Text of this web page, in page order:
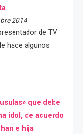
2014
de TV
hace algunos
que debe
idol, de acuerdo
e hija